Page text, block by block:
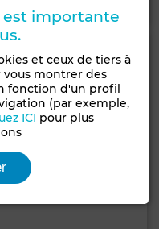
importante
et ceux de tiers à
vous montrer des
fonction d'un profil
(par exemple,
ICI pour plus